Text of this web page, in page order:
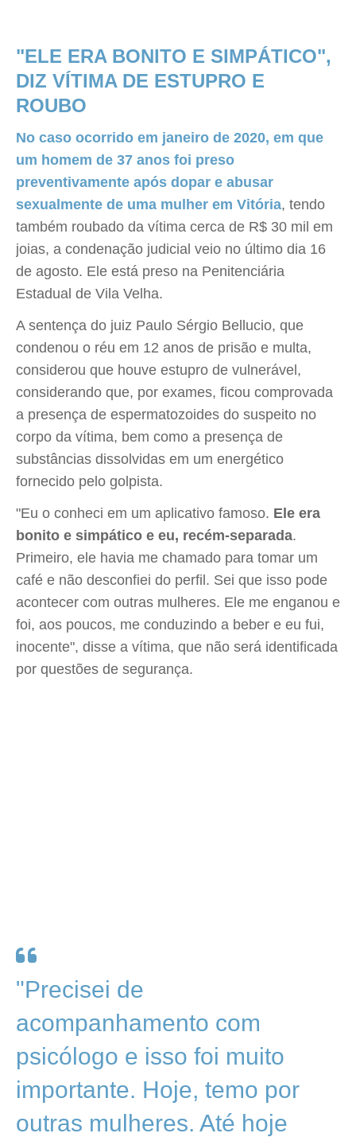
"ELE ERA BONITO E SIMPÁTICO",
DIZ VÍTIMA DE ESTUPRO E
ROUBO
No caso ocorrido em janeiro de 2020, em que
um homem de 37 anos foi preso
preventivamente após dopar e abusar
sexualmente de uma mulher em Vitória, tendo
também roubado da vítima cerca de R$ 30 mil em
joias, a condenação judicial veio no último dia 16
de agosto. Ele está preso na Penitenciária
Estadual de Vila Velha.
A sentença do juiz Paulo Sérgio Bellucio, que
condenou o réu em 12 anos de prisão e multa,
considerou que houve estupro de vulnerável,
considerando que, por exames, ficou comprovada
a presença de espermatozoides do suspeito no
corpo da vítima, bem como a presença de
substâncias dissolvidas em um energético
fornecido pelo golpista.
"Eu o conheci em um aplicativo famoso. Ele era
bonito e simpático e eu, recém-separada.
Primeiro, ele havia me chamado para tomar um
café e não desconfiei do perfil. Sei que isso pode
acontecer com outras mulheres. Ele me enganou e
foi, aos poucos, me conduzindo a beber e eu fui,
inocente", disse a vítima, que não será identificada
por questões de segurança.
"Precisei de
acompanhamento com
psicólogo e isso foi muito
importante. Hoje, temo por
outras mulheres. Até hoje